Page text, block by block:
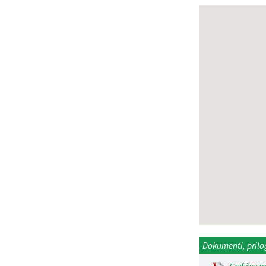
Dokumenti,